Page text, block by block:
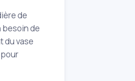
de
besoin de
du vase